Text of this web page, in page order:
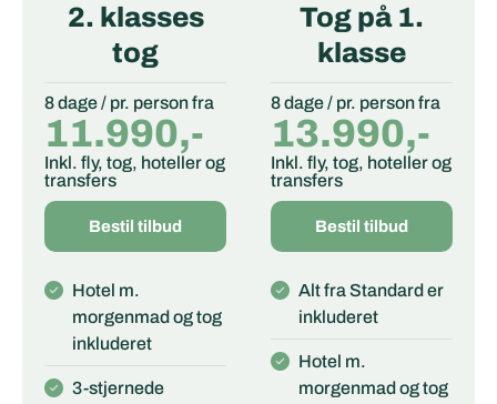
2. klasses
tog
8 dage / pr. person fra
11.990,-
Inkl. fly, tog, hoteller og
transfers
Bestil tilbud
Hotel m.
morgenmad og tog
inkluderet
3-stjernede
Tog på 1.
klasse
8 dage / pr. person fra
13.990,-
Inkl. fly, tog, hoteller og
transfers
Bestil tilbud
Alt fra Standard er
inkluderet
Hotel m.
morgenmad og tog